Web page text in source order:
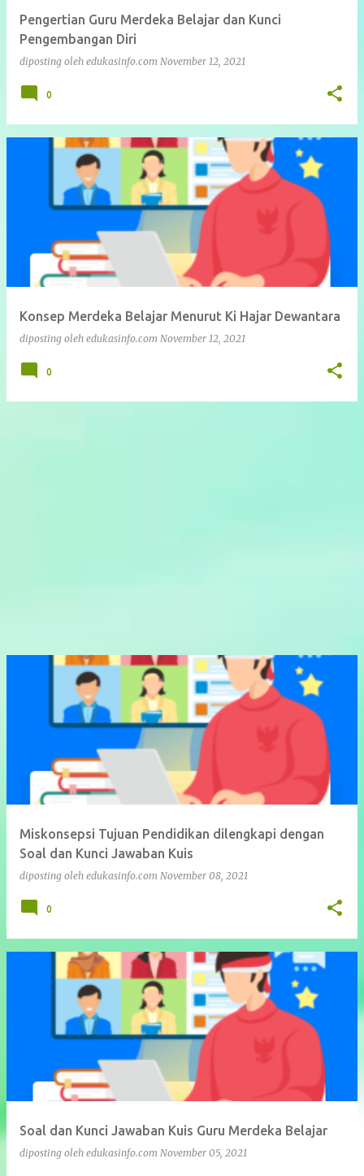
Pengertian Guru Merdeka Belajar dan Kunci
Pengembangan Diri
diposting oleh edukasinfo.com November 12, 2021
0
Konsep Merdeka Belajar Menurut Ki Hajar Dewantara
diposting oleh edukasinfo.com November 12, 2021
0
Miskonsepsi Tujuan Pendidikan dilengkapi dengan
Soal dan Kunci Jawaban Kuis
diposting oleh edukasinfo.com November 08, 2021
0
Soal dan Kunci Jawaban Kuis Guru Merdeka Belajar
diposting oleh edukasinfo.com November 05, 2021